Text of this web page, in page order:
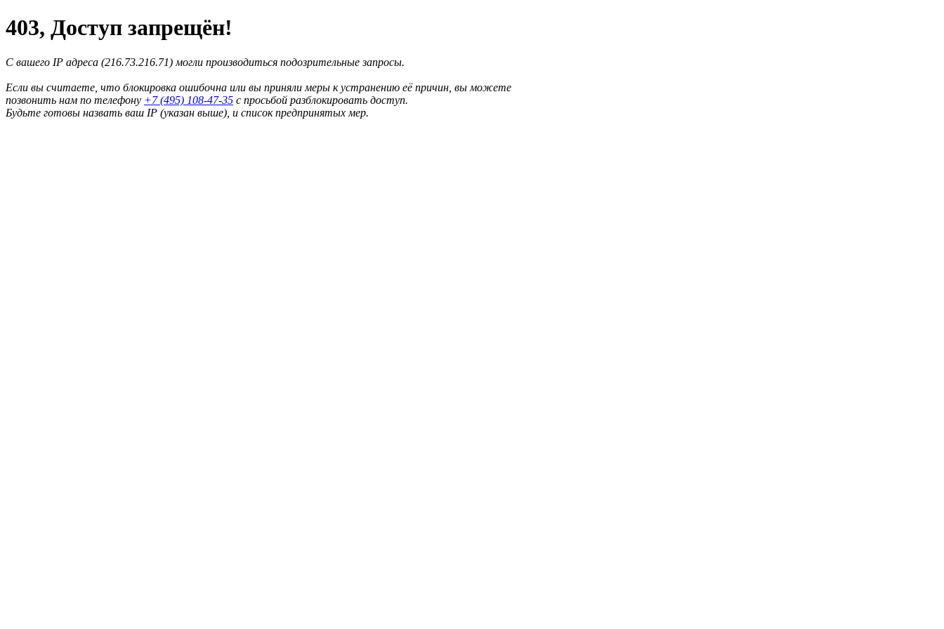
403, Доступ запрещён!
С вашего IP адреса (216.73.216.71) могли производиться подозрительные запросы.
Если вы считаете, что блокировка ошибочна или вы приняли меры к устранению её причин, вы можете
позвонить нам по телефону +7 (495) 108-47-35 с просьбой разблокировать доступ.
Будьте готовы назвать ваш IP (указан выше), и список предпринятых мер.